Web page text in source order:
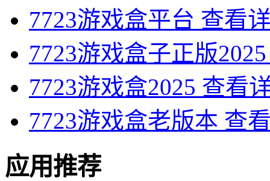
7723游戏盒平台 查看
7723游戏盒子正版2025
7723游戏盒2025 查看
7723游戏盒老版本 查
应用推荐